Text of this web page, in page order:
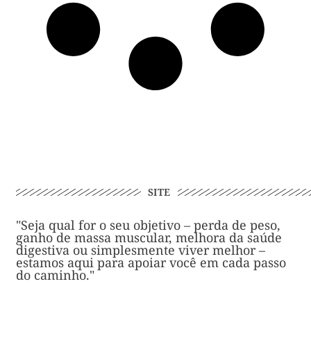
SITE
"Seja qual for o seu objetivo – perda de peso,
ganho de massa muscular, melhora da saúde
digestiva ou simplesmente viver melhor –
estamos aqui para apoiar você em cada passo
do caminho."